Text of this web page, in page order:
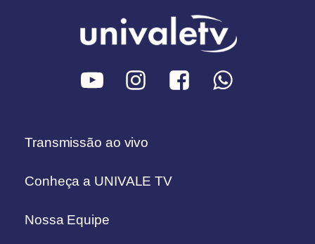
Transmissão ao vivo
Conheça a UNIVALE TV
Nossa Equipe